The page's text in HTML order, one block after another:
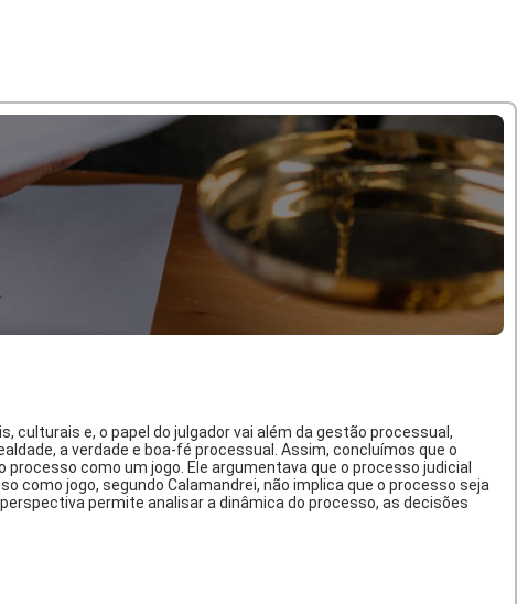
culturais e, o papel do julgador vai além da gestão processual,
a verdade e boa-fé processual. Assim, concluímos que o
como um jogo. Ele argumentava que o processo judicial
jogo, segundo Calamandrei, não implica que o processo seja
permite analisar a dinâmica do processo, as decisões